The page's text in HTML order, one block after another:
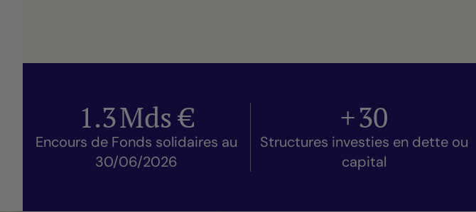
1.3Mds €
Encours de Fonds solidaires au
30/06/2026
+30
Structures investies en dette ou
capital